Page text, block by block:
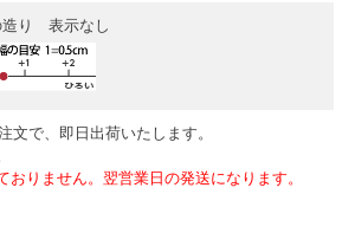
造り 表示なし
文で、即日出荷いたします。
おりません。翌営業日の発送になります。